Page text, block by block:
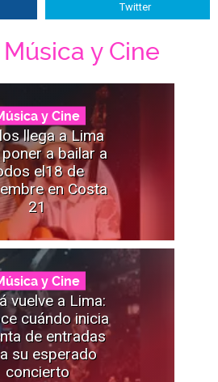
Twitter
y Cine
y Cine
llega a Lima
a bailar a
el18 de
en Costa
21
y Cine
vuelve a Lima:
cuándo inicia
de entradas
su esperado
concierto